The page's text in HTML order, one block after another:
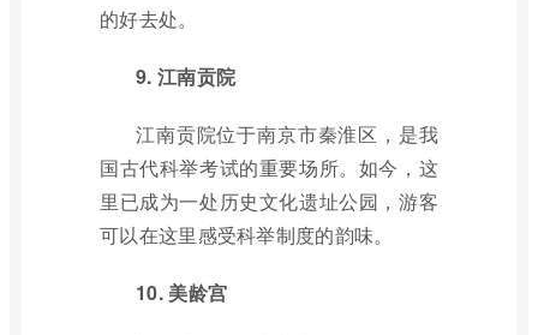
的好去处。
9. 江南贡院
江南贡院位于南京市秦淮区，是我
国古代科举考试的重要场所。如今，这
里已成为一处历史文化遗址公园，游客
可以在这里感受科举制度的韵味。
10. 美龄宫